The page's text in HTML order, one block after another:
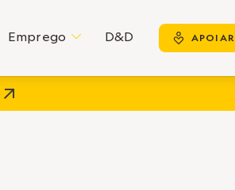
Emprego C D&D y APOIAR